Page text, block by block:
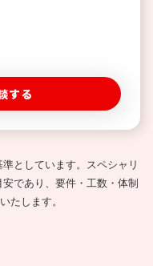
する
としています。スペシャリ
であり、要件・工数・体制
たします。